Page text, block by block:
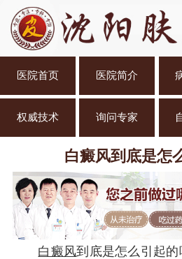
医院首页 医院简介
权威技术 询问专家
白癜风到底是怎
白癜风到底是怎么引起